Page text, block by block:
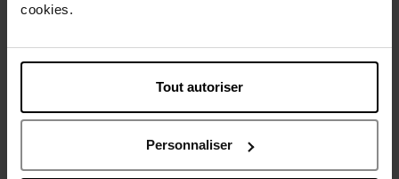
cookies.
Tout autoriser
Personnaliser
Description
Caractéristiques